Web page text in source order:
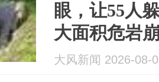
眼，让55人
大面积危岩
损，应急管
大风新闻 2026-08-